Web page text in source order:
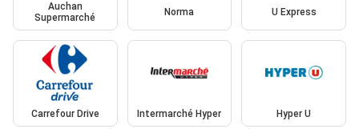
Auchan
Supermarché
Norma U Express
Carrefour Drive Intermarché Hyper Hyper U